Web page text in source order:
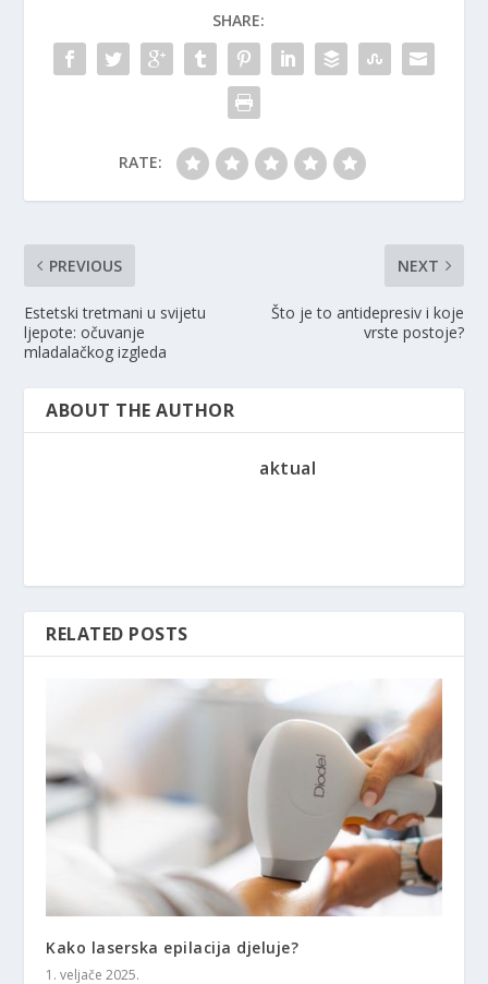
SHARE:
RATE:
PREVIOUS
Estetski tretmani u svijetu
ljepote: očuvanje
mladalačkog izgleda
NEXT
Što je to antidepresiv i koje
vrste postoje?
ABOUT THE AUTHOR
aktual
RELATED POSTS
Kako laserska epilacija djeluje?
1. veljače 2025.